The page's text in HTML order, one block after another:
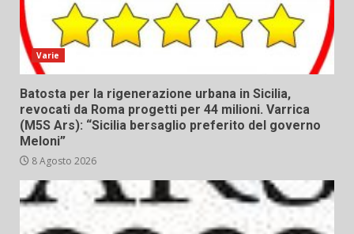
Varie
Batosta per la rigenerazione urbana in Sicilia,
revocati da Roma progetti per 44 milioni. Varrica
(M5S Ars): “Sicilia bersaglio preferito del governo
Meloni”
8 Agosto 2026